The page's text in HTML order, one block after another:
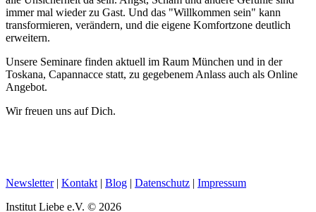
immer mal wieder zu Gast. Und das "Willkommen sein" kann
transformieren, verändern, und die eigene Komfortzone deutlich
erweitern.
Unsere Seminare finden aktuell im Raum München und in der
Toskana, Capannacce statt, zu gegebenem Anlass auch als Online
Angebot.
Wir freuen uns auf Dich.
Newsletter| Kontakt | Blog | Datenschutz | Impressum
Institut Liebe e.V. © 2026